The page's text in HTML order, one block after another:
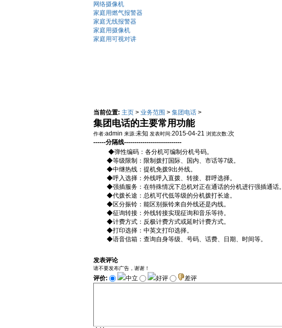
网络摄像机
家庭用燃气报警器
家庭无线报警器
家庭用摄像机
家庭用可视对讲
当前位置: 主页 > 业务范围 > 集团电话 >
集团电话的主要常用功能
作者:admin 来源:未知 发表时间:2015-04-21 浏览次数:次
------分隔线----------------------------
◆弹性编码：各分机可编制分机号码。
◆等级限制：限制拨打国际、国内、市话等7级。
◆中继热线：提机免拨9出外线。
◆呼入选择：外线呼入直拨、转接、群呼选择。
◆强插服务：在特殊情况下总机对正在通话的分机进行强插通话。
◆代拨长途：总机可代低等级的分机拨打长途。
◆区分振铃：能区别振铃来自外线还是内线。
◆征询转接：外线转接实现征询和音乐等待。
◆计费方式：反极计费方式或延时计费方式。
◆打印选择：中英文打印选择。
◆语音信箱：查询自身等级、号码、话费、日期、时间等。
发表评论
请不要发布广告，谢谢！
评价: 中立 好评 差评